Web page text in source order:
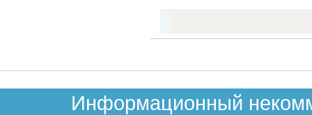
Информационный